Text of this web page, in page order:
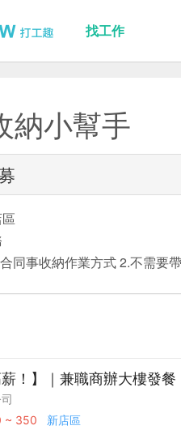
找工作
納小幫手
同事收納作業方式 2.不需要
薪！】｜兼職商辦大樓發
~ 350 新店區